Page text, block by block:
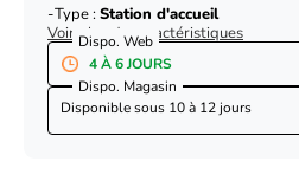
Type :Station d'accueil
Voir plus de caractéristiques
Dispo. Web
4 À 6 JOURS
Dispo. Magasin
Disponible sous 10 à 12 jours